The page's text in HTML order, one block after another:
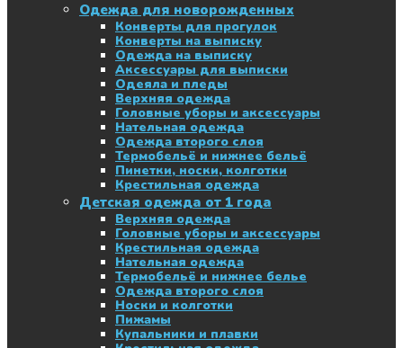
Одежда для новорожденных
Конверты для прогулок
Конверты на выписку
Одежда на выписку
Аксессуары для выписки
Одеяла и пледы
Верхняя одежда
Головные уборы и аксессуары
Нательная одежда
Одежда второго слоя
Термобельё и нижнее бельё
Пинетки, носки, колготки
Крестильная одежда
Детская одежда от 1 года
Верхняя одежда
Головные уборы и аксессуары
Крестильная одежда
Нательная одежда
Термобельё и нижнее белье
Одежда второго слоя
Носки и колготки
Пижамы
Купальники и плавки